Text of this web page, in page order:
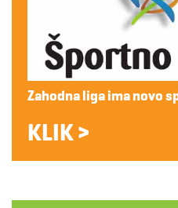
Zahodna liga ima novo
KLIK >